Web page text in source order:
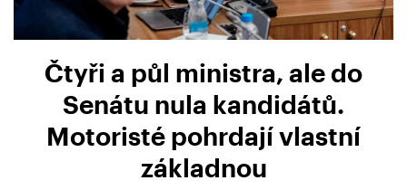
Čtyři a půl ministra, ale do
Senátu nula kandidátů.
Motoristé pohrdají vlastní
základnou